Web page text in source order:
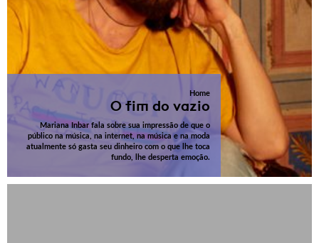
Home
O fim do vazio
Mariana Inbar fala sobre sua impressão de que o
público na música, na internet, na música e na moda
atualmente só gasta seu dinheiro com o que lhe toca
fundo, lhe desperta emoção.